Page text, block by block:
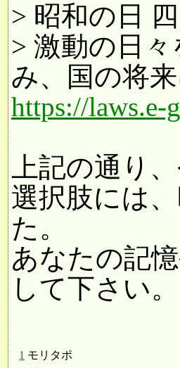
> 昭和の日
> 激動の日
み、国の将
https://laws.e-
上記の通り
選択肢には
た。
あなたの記
して下さい。
1 モリタポ